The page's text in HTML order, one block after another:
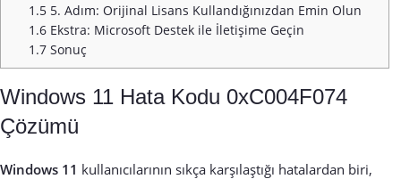
1.5 5. Adım: Orijinal Lisans Kullandığınızdan Emin Olun
1.6 Ekstra: Microsoft Destek ile İletişime Geçin
1.7 Sonuç
Windows 11 Hata Kodu 0xC004F074
Çözümü
Windows 11 kullanıcılarının sıkça karşılaştığı hatalardan biri,